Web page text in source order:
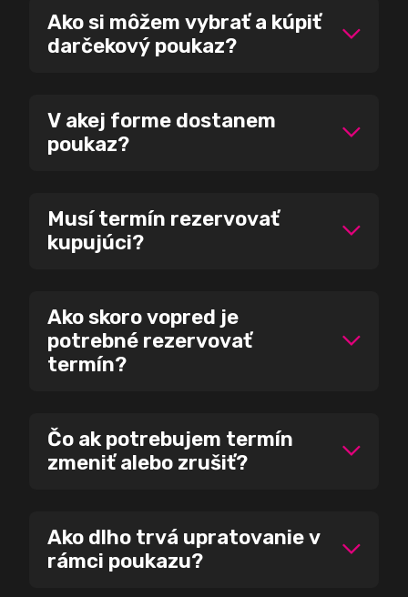
Ako si môžem vybrať a kúpiť
darčekový poukaz?
V akej forme dostanem
poukaz?
Musí termín rezervovať
kupujúci?
Ako skoro vopred je
potrebné rezervovať
termín?
Čo ak potrebujem termín
zmeniť alebo zrušiť?
Ako dlho trvá upratovanie v
rámci poukazu?